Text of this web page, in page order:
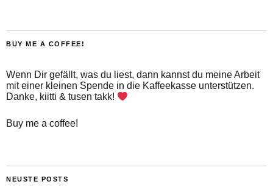
BUY ME A COFFEE!
Wenn Dir gefällt, was du liest, dann kannst du meine Arbeit
mit einer kleinen Spende in die Kaffeekasse unterstützen.
Danke, kiitti & tusen takk!
Buy me a coffee!
NEUSTE POSTS